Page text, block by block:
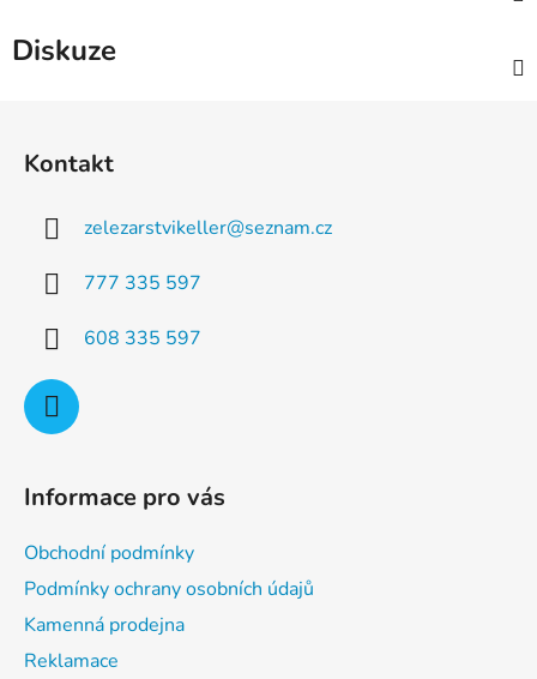
Diskuze
Kontakt
zelezarstvikeller@seznam.cz
777 335 597
608 335 597
Informace pro vás
Obchodní podmínky
Podmínky ochrany osobních údajů
Kamenná prodejna
Reklamace